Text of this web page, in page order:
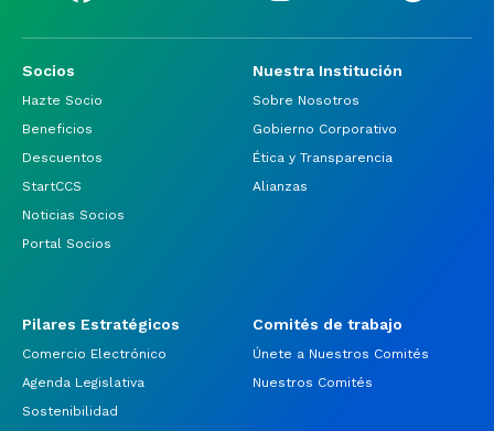
Socios
Hazte Socio
Beneficios
Descuentos
StartCCS
Noticias Socios
Portal Socios
Nuestra Institución
Sobre Nosotros
Gobierno Corporativo
Ética y Transparencia
Alianzas
Pilares Estratégicos
Comercio Electrónico
Agenda Legislativa
Sostenibilidad
Comités de trabajo
Únete a Nuestros Comités
Nuestros Comités